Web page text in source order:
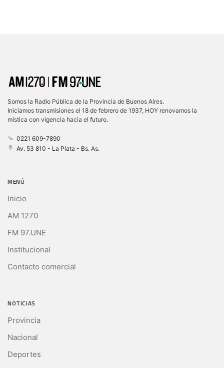
Somos la Radio Pública de la Provincia de Buenos Aires.
Iniciamos transmisiones el 18 de febrero de 1937, HOY renovamos la
mística con vigencia hacia el futuro.
0221 609-7890
Av. 53 810 - La Plata - Bs. As.
MENÚ
Inicio
AM 1270
FM 97.UNE
Institucional
Contacto comercial
NOTICIAS
Provincia
Nacional
Deportes